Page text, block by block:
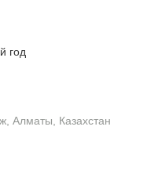
год
Алматы, Казахстан